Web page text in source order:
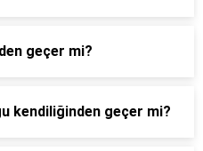
geçer mi?
kendiliğinden geçer mi?